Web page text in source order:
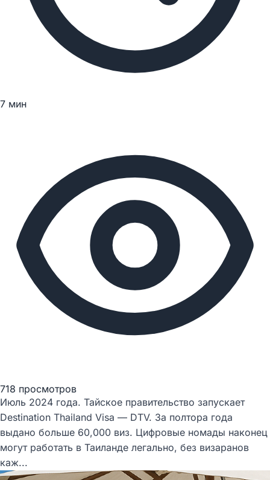
7 мин
718 просмотров
Июль 2024 года. Тайское правительство запускает
Destination Thailand Visa — DTV. За полтора года
выдано больше 60,000 виз. Цифровые номады наконец
могут работать в Таиланде легально, без визаранов
каж...